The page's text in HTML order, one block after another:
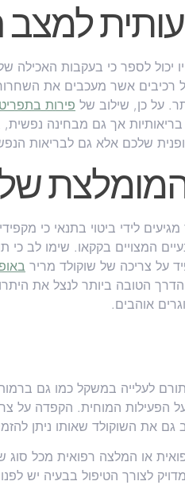
למצב
יכול לספר כי בעקבות האכילה
רכיבים אשר מעכבים את
על כן, שילוב של פירות בתפריט
אך גם מבחינה נפשית,
שלכם אלא גם לבריאות
לידי ביטוי בתנאי כי
המצויים בקקאו. שימו לב
על צריכה של שוקולד מריר
הטובה ביותר לנצל את
אוהבים.
לעלייה במשקל כמו גם
הפעילות המוחית. הקפדה על
גם את השוקולד שאותו ניתן
או המלצה רפואית מכל סוג
לצורך הטיפול בבעיה יש